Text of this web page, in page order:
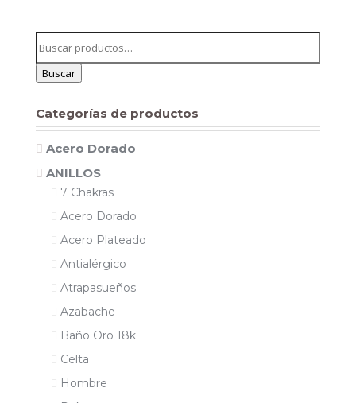
por:
Buscar
Categorías de productos
Acero Dorado
ANILLOS
7 Chakras
Acero Dorado
Acero Plateado
Antialérgico
Atrapasueños
Azabache
Baño Oro 18k
Celta
Hombre